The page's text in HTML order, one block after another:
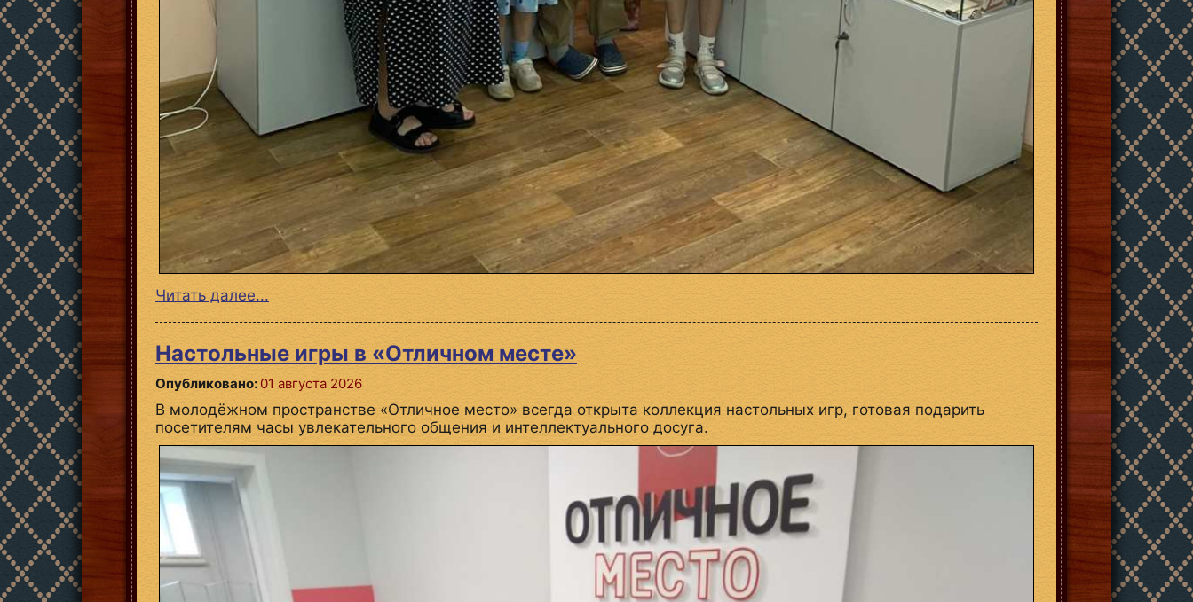
Читать далее...
Настольные игры в «Отличном месте»
Опубликовано: 01 августа 2026
В молодёжном пространстве «Отличное место» всегда открыта коллекция настольных игр, готовая подарить
посетителям часы увлекательного общения и интеллектуального досуга.